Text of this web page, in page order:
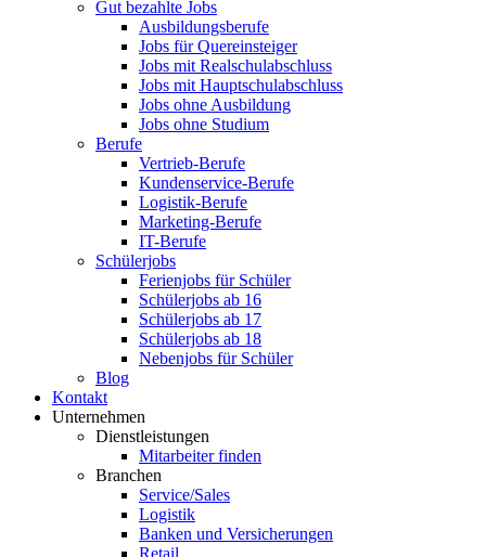
Gut bezahlte Jobs
Ausbildungsberufe
Jobs für Quereinsteiger
Jobs mit Realschulabschluss
Jobs mit Hauptschulabschluss
Jobs ohne Ausbildung
Jobs ohne Studium
Berufe
Vertrieb-Berufe
Kundenservice-Berufe
Logistik-Berufe
Marketing-Berufe
IT-Berufe
Schülerjobs
Ferienjobs für Schüler
Schülerjobs ab 16
Schülerjobs ab 17
Schülerjobs ab 18
Nebenjobs für Schüler
Blog
Kontakt
Unternehmen
Dienstleistungen
Mitarbeiter finden
Branchen
Service/Sales
Logistik
Banken und Versicherungen
Retail